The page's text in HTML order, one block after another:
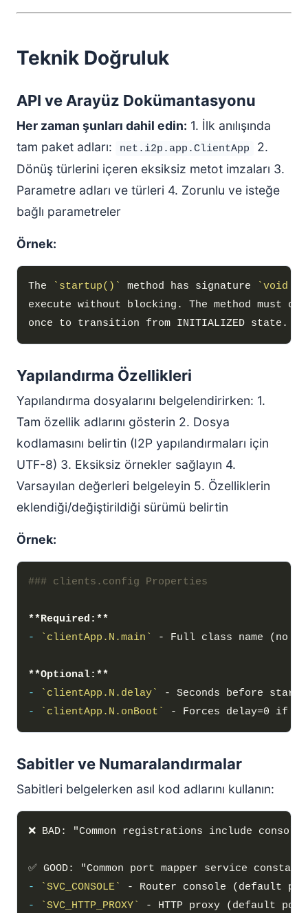
Teknik Doğruluk
API ve Arayüz Dokümantasyonu
Her zaman şunları dahil edin: 1. İlk anılışında
tam paket adları:
net.i2p.app.ClientApp
2.
Dönüş türlerini içeren eksiksiz metot imzaları 3.
Parametre adları ve türleri 4. Zorunlu ve isteğe
bağlı parametreler
Örnek:
The `startup()` method has signature
`void
execute without blocking. The method must
Yapılandırma Özellikleri
Yapılandırma dosyalarını belgelendirirken: 1.
Tam özellik adlarını gösterin 2. Dosya
kodlamasını belirtin (I2P yapılandırmaları için
UTF-8) 3. Eksiksiz örnekler sağlayın 4.
Varsayılan değerleri belgeleyin 5. Özelliklerin
eklendiği/değiştirildiği sürümü belirtin
Örnek:
**Required:**
-
`clientApp.N.main`
**Optional:**
-
`clientApp.N.delay`
-
`clientApp.N.onBoot`
Sabitler ve Numaralandırmalar
Sabitleri belgelerken asıl kod adlarını kullanın:
✅ GOOD: "Common port mapper service
-
`SVC_CONSOLE`
-
`SVC_HTTP_PROXY`